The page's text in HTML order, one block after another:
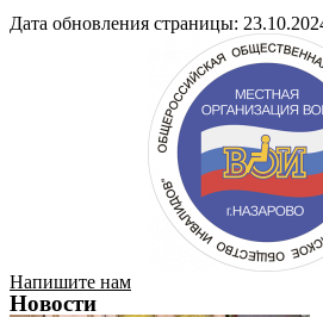
Дата обновления страницы:
Напишите нам
Новости